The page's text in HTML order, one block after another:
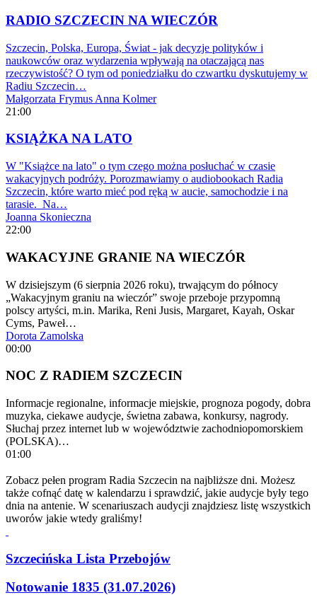
RADIO SZCZECIN NA WIECZÓR
Szczecin, Polska, Europa, Świat - jak decyzje polityków i
naukowców oraz wydarzenia wpływają na otaczającą nas
rzeczywistość? O tym od poniedziałku do czwartku dyskutujemy w
Radiu Szczecin…
Małgorzata Frymus Anna Kolmer
21:00
KSIĄŻKA NA LATO
W "Książce na lato" o tym czego można posłuchać w czasie
wakacyjnych podróży. Porozmawiamy o audiobookach Radia
Szczecin, które warto mieć pod ręką w aucie, samochodzie i na
tarasie. Na…
Joanna Skonieczna
22:00
WAKACYJNE GRANIE NA WIECZÓR
W dzisiejszym (6 sierpnia 2026 roku), trwającym do północy
„Wakacyjnym graniu na wieczór” swoje przeboje przypomną
polscy artyści, m.in. Marika, Reni Jusis, Margaret, Kayah, Oskar
Cyms, Paweł…
Dorota Zamolska
00:00
NOC Z RADIEM SZCZECIN
Informacje regionalne, informacje miejskie, prognoza pogody, dobra
muzyka, ciekawe audycje, świetna zabawa, konkursy, nagrody.
Słuchaj przez internet lub w województwie zachodniopomorskiem
(POLSKA)…
01:00
Zobacz pełen program Radia Szczecin na najbliższe dni. Możesz
także cofnąć datę w kalendarzu i sprawdzić, jakie audycje były tego
dnia na antenie. W scenariuszach audycji znajdziesz listę wszystkich
uworów jakie wtedy graliśmy!
Szczecińska Lista Przebojów
Notowanie 1835 (31.07.2026)